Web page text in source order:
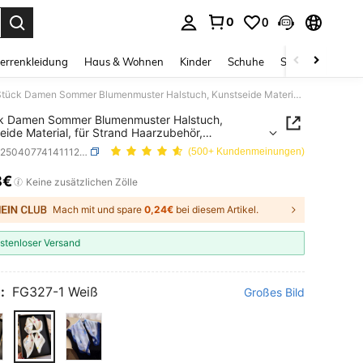
0 0
Haus & Wohnen Kinder Schuhe Schmuck &
1 Stück Damen Sommer Blumenmuster Halstuch, Kunstseide Material, für Strand Haarzubehör, Handtaschendekoration, Kopftuch
Damen Sommer Blumenmuster Halstuch,
Material, für Strand Haarzubehör,
Kopftuch
SKU: sc25040774141112838 (500+ Kundenmeinungen)
AND AVAILABILITY
Keine zusätzlichen Zölle
Mach mit und spare 0,24€ bei diesem Artikel.
Versand
FG327-1 Weiß Großes Bild